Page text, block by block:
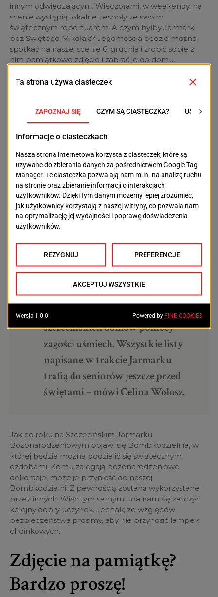
innym odwiedzającym. Wieczorami, w weekendy, na
scenie wystąpią lokalne zespoły ze swoim
świątecznym repertuarem. A czym byłby Jarmark
bez Świętego Mikołaja? Jegomościa będzie można
spotkać na naszej scenie 6. grudnia i zrobić sobie z
nim pamiątkowe zdjęcie i zabrać je do domu.
Podziel się, tym co dobre
– Wystarczy kilka miłych słów,
ciepłe pozdrowienia i zwyczajne
życzenia zdrowia, aby zrobić
komuś przyjemność. Święta to
czas serdeczności i dobrych
uczynków. Taki można zrobić
zatrzymując się na krótką chwilę
w Jemiołowym Zakątku, gdzie
będzie ustawione stoisko do
pisania listów do seniorów. Ten
miły gest może sprawić, że
twarzach podopiecznych
szczecińskich domów pomocy
zagości uśmiech. Wszystkie listy
napisane w trakcie Jarmarku
trafią do seniorów jeszcze przed
świętami – mówi Celina Wołosz.
Jak co roku na Szczecińskim Jarmarku
Bożonarodzeniowym pojawi się Bombkodzielnia, w
której będzie można podzielić się świątecznymi
ozdobami. Komu zalegają bożonarodzeniowe
dekoracje, może je przynieść do naszej
Bombkodzielni! Z pewnością zostaną wykorzystane
przez innych. Więc tym samym uda nam się zaliczyć
kolejny dobry uczynek. Jednak, ze względów
bezpieczeństwa prosimy, aby nie przynosić lampek
choinkowych.
Zdjęcie na pamiątkę?
Bardzo proszę!